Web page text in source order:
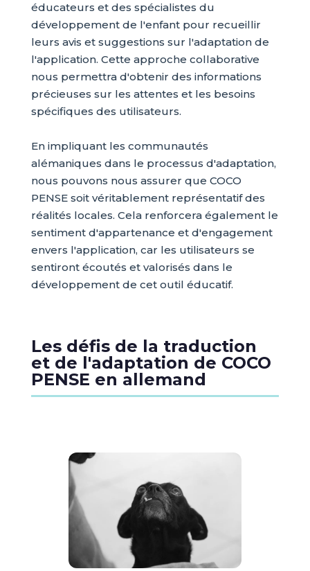
éducateurs et des spécialistes du
développement de l'enfant pour recueillir
leurs avis et suggestions sur l'adaptation de
l'application. Cette approche collaborative
nous permettra d'obtenir des informations
précieuses sur les attentes et les besoins
spécifiques des utilisateurs.
En impliquant les communautés
alémaniques dans le processus d'adaptation,
nous pouvons nous assurer que COCO
PENSE soit véritablement représentatif des
réalités locales. Cela renforcera également le
sentiment d'appartenance et d'engagement
envers l'application, car les utilisateurs se
sentiront écoutés et valorisés dans le
développement de cet outil éducatif.
Les défis de la traduction
et de l'adaptation de COCO
PENSE en allemand